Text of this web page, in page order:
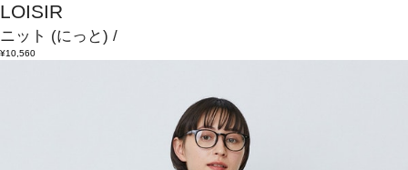
LOISIR
ニット (にっと) /
¥10,560